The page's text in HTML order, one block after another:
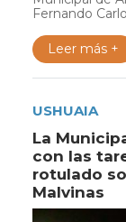
Fernando
Leer más +
USHUAIA
La
con las
rotulado
Malvinas